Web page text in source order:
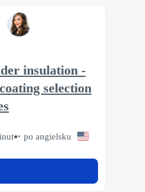
insulation -
selection
po angielsku